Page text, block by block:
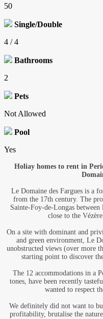
50
Single/Double
4 / 4
Bathrooms
2
Pets
Not Allowed
Pool
Yes
Holiay homes to rent in
Le Domaine des Fargues is a
from the 17th century. The
Sainte-Foy-de-Longas
close to the
On a site with dominant and
and green environment, Le
unobstructed views (over more
starting point to discover
The 12 accommodations in a
tones, have been recently
wanted to respect
We definitely did not want to
profitability, brutalise the